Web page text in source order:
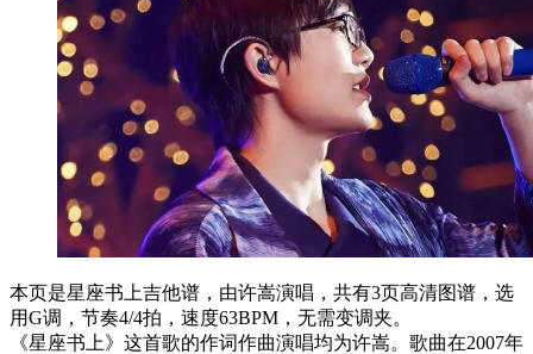
本页是星座书上吉他谱，由许嵩演唱，共有3页高清图谱，选
用G调，节奏4/4拍，速度63BPM，无需变调夹。
《星座书上》这首歌的作词作曲演唱均为许嵩。歌曲在2007年